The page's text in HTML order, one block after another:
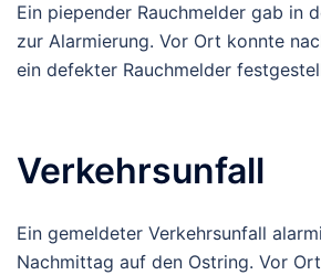
Ein piepender Rauchmelder gab in
zur Alarmierung. Vor Ort konnte
ein defekter Rauchmelder
Verkehrsunfall
Ein gemeldeter Verkehrsunfall
Nachmittag auf den Ostring. Vor